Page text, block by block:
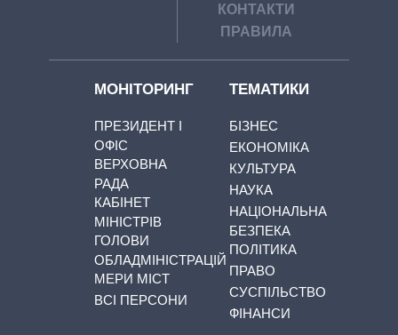
КОНТАКТИ
ПРАВИЛА
МОНІТОРИНГ
ПРЕЗИДЕНТ І
ОФІС
ВЕРХОВНА
РАДА
КАБІНЕТ
МІНІСТРІВ
ГОЛОВИ
ОБЛАДМІНІСТРАЦІЙ
МЕРИ МІСТ
ВСІ ПЕРСОНИ
ТЕМАТИКИ
БІЗНЕС
ЕКОНОМІКА
КУЛЬТУРА
НАУКА
НАЦІОНАЛЬНА
БЕЗПЕКА
ПОЛІТИКА
ПРАВО
СУСПІЛЬСТВО
ФІНАНСИ